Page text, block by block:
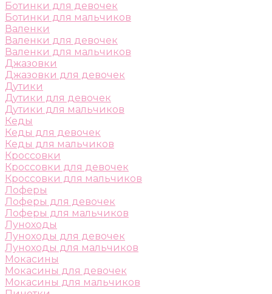
Ботинки для девочек
Ботинки для мальчиков
Валенки
Валенки для девочек
Валенки для мальчиков
Джазовки
Джазовки для девочек
Дутики
Дутики для девочек
Дутики для мальчиков
Кеды
Кеды для девочек
Кеды для мальчиков
Кроссовки
Кроссовки для девочек
Кроссовки для мальчиков
Лоферы
Лоферы для девочек
Лоферы для мальчиков
Луноходы
Луноходы для девочек
Луноходы для мальчиков
Мокасины
Мокасины для девочек
Мокасины для мальчиков